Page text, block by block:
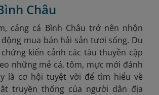
Châu
cảng cá Bình Châu trở nên nhộn
mua bán hải sản tươi sống. Du
kiến cảnh các tàu thuyền cập
những mẻ cá, tôm, mực mới đánh
là cơ hội tuyệt vời để tìm hiểu về
truyền thống của người dân địa